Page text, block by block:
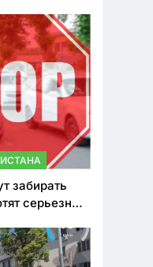
забирать
серьезно